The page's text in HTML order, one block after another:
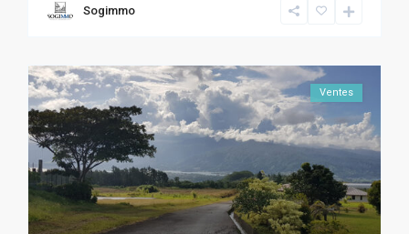
Sogimmo
Ventes